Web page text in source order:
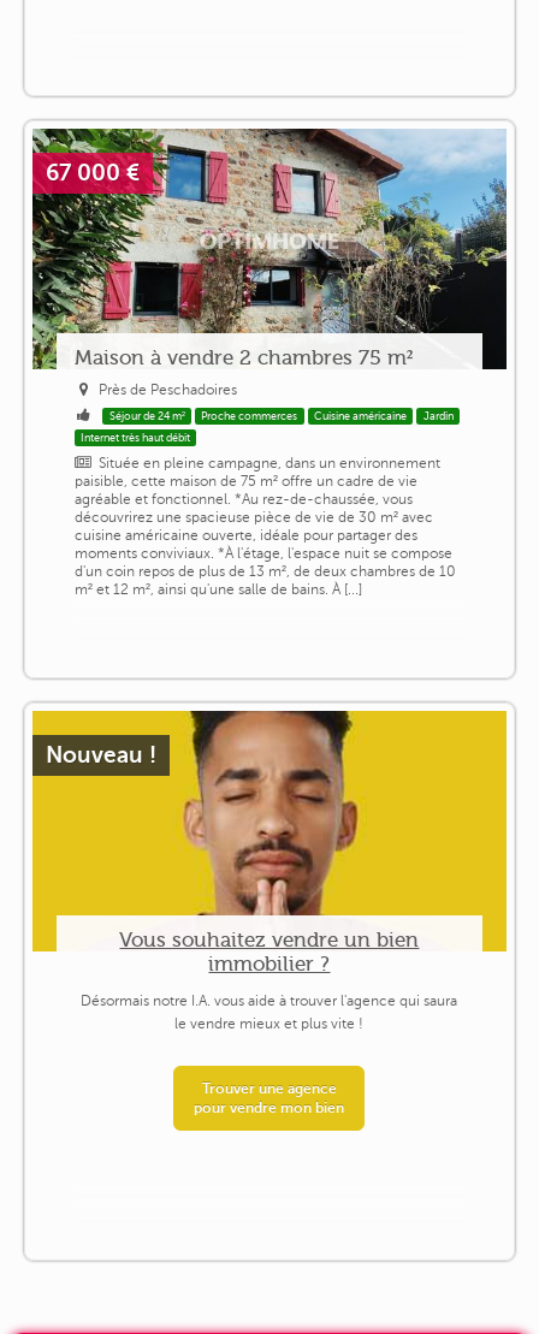
67 000 €
Maison à vendre 2 chambres 75 m²
Près de Peschadoires
Séjour de 24 m² Proche commerces Cuisine américaine
Jardin
Internet très haut débit
Située en pleine campagne, dans un environnement
paisible, cette maison de 75 m² offre un cadre de vie
agréable et fonctionnel. *Au rez-de-chaussée, vous
découvrirez une spacieuse pièce de vie de 30 m² avec
cuisine américaine ouverte, idéale pour partager des
moments conviviaux. *À l'étage, l'espace nuit se compose
d'un coin repos de plus de 13 m², de deux chambres de 10
m² et 12 m², ainsi qu'une salle de bains. À [...]
Nouveau !
Vous souhaitez vendre un bien
immobilier ?
Désormais notre I.A. vous aide à trouver l'agence qui saura
le vendre mieux et plus vite !
Trouver une agence
pour vendre mon bien